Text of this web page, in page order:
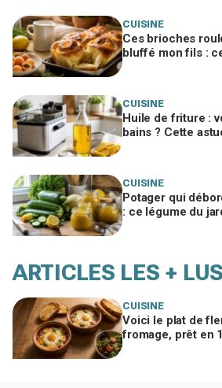
CUISINE
Ces brioches
bluffé mon fils :
CUISINE
Huile de friture :
bains ? Cette
CUISINE
Potager qui
: ce légume du
ARTICLES LES + LUS
CUISINE
Voici le plat de
fromage, prêt en